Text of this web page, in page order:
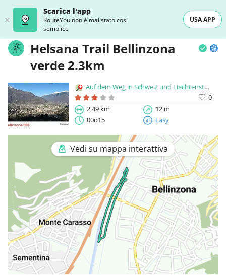
Scarica l'app
RouteYou non è mai stato così
semplice
USA APP
Helsana Trail Bellinzona
verde 2.3km
Auf dem Weg in Schweiz und Liechtenstein
0
2,49 km
12 m
00o15
Easy
Vedi su mappa interattiva